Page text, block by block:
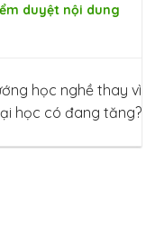
duyệt nội dung
học nghề thay vì
học có đang tăng?